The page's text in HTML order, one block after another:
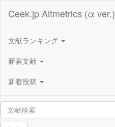
Ceek.jp Altmetrics (α ver.)
文献ランキング
新着文献
新着投稿